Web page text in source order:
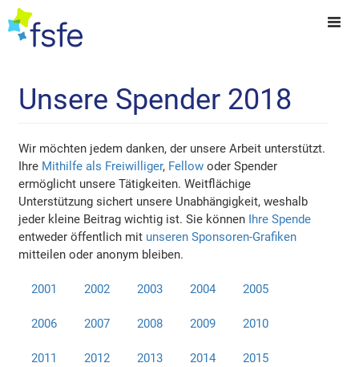
Unsere Spender 2018
Wir möchten jedem danken, der unsere Arbeit unterstützt.
Ihre Mithilfe als Freiwilliger, Fellow oder Spender
ermöglicht unsere Tätigkeiten. Weitflächige
Unterstützung sichert unsere Unabhängigkeit, weshalb
jeder kleine Beitrag wichtig ist. Sie können Ihre Spende
entweder öffentlich mit unseren Sponsoren-Grafiken
mitteilen oder anonym bleiben.
2001 2002 2003 2004 2005
2006 2007 2008 2009 2010
2011 2012 2013 2014 2015